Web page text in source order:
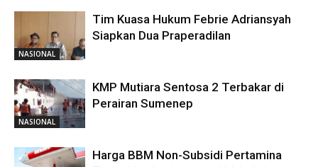
NASIONAL
Tim Kuasa Hukum Febrie Adriansyah
Siapkan Dua Praperadilan
NASIONAL
KMP Mutiara Sentosa 2 Terbakar di
Perairan Sumenep
Harga BBM Non-Subsidi Pertamina